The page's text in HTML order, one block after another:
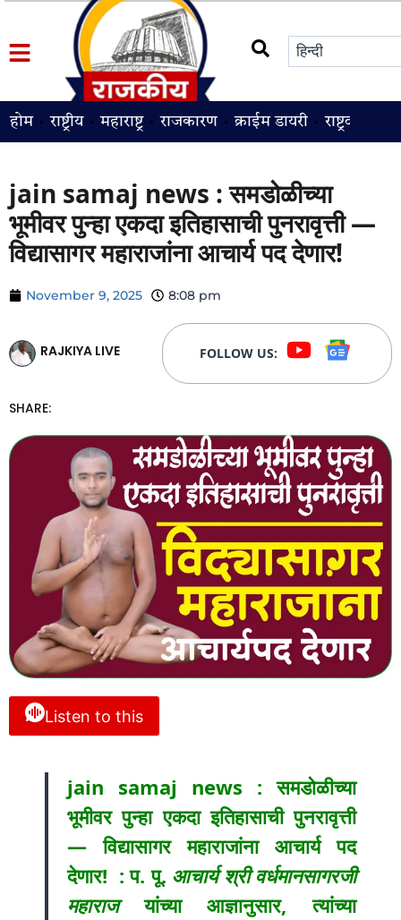
होम राष्ट्रीय महाराष्ट्र राजकारण क्राईम डायरी राष्ट्रवादी
jain samaj news : समडोळीच्या
भूमीवर पुन्हा एकदा इतिहासाची पुनरावृत्ती —
विद्यासागर महाराजांना आचार्य पद देणार!
November 9, 2025 8:08 pm
RAJKIYA LIVE FOLLOW US:
SHARE:
Listen to this
jain samaj news : समडोळीच्या
भूमीवर पुन्हा एकदा इतिहासाची पुनरावृत्ती
— विद्यासागर महाराजांना आचार्य पद
देणार! : प. पू. आचार्य श्री वर्धमानसागरजी
महाराजयांच्या आज्ञानुसार, त्यांच्या